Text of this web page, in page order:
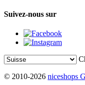
Suivez-nous sur
© 2010-2026 niceshops